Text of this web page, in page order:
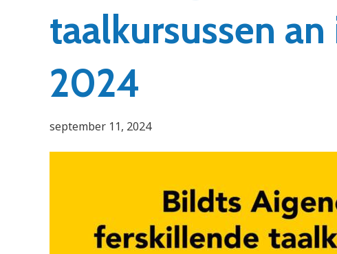
taalkursussen an
2024
september 11, 2024